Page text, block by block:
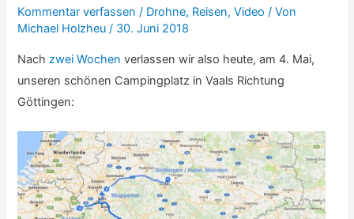
Kommentar verfassen / Drohne, Reisen,Video / Von
Michael Holzheu / 30. Juni 2018
Nach zwei Wochen verlassen wir also heute, am 4. Mai,
unseren schönen Campingplatz in Vaals Richtung
Göttingen: